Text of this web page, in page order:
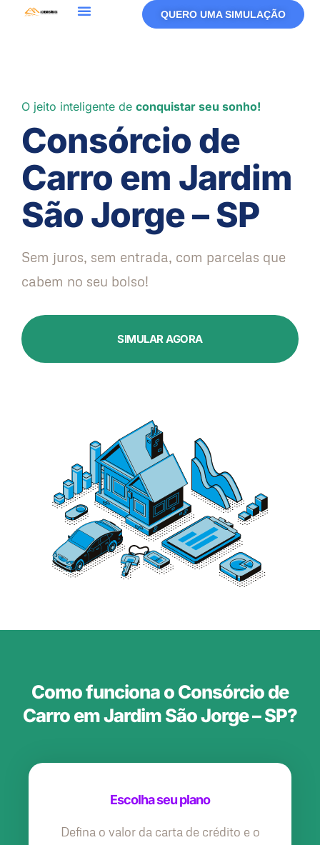
QUERO UMA SIMULAÇÃO
O jeito inteligente de conquistar seu sonho!
Consórcio de
Carro em Jardim
São Jorge – SP
Sem juros, sem entrada, com parcelas que
cabem no seu bolso!
SIMULAR AGORA
Como funciona o Consórcio de
Carro em Jardim São Jorge – SP?
Escolha seu plano
Defina o valor da carta de crédito e o